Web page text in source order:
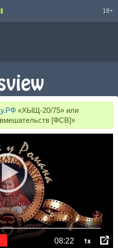
18+
«ХЫЩ-20/75» или
[ФСВ]»
08:22 1x